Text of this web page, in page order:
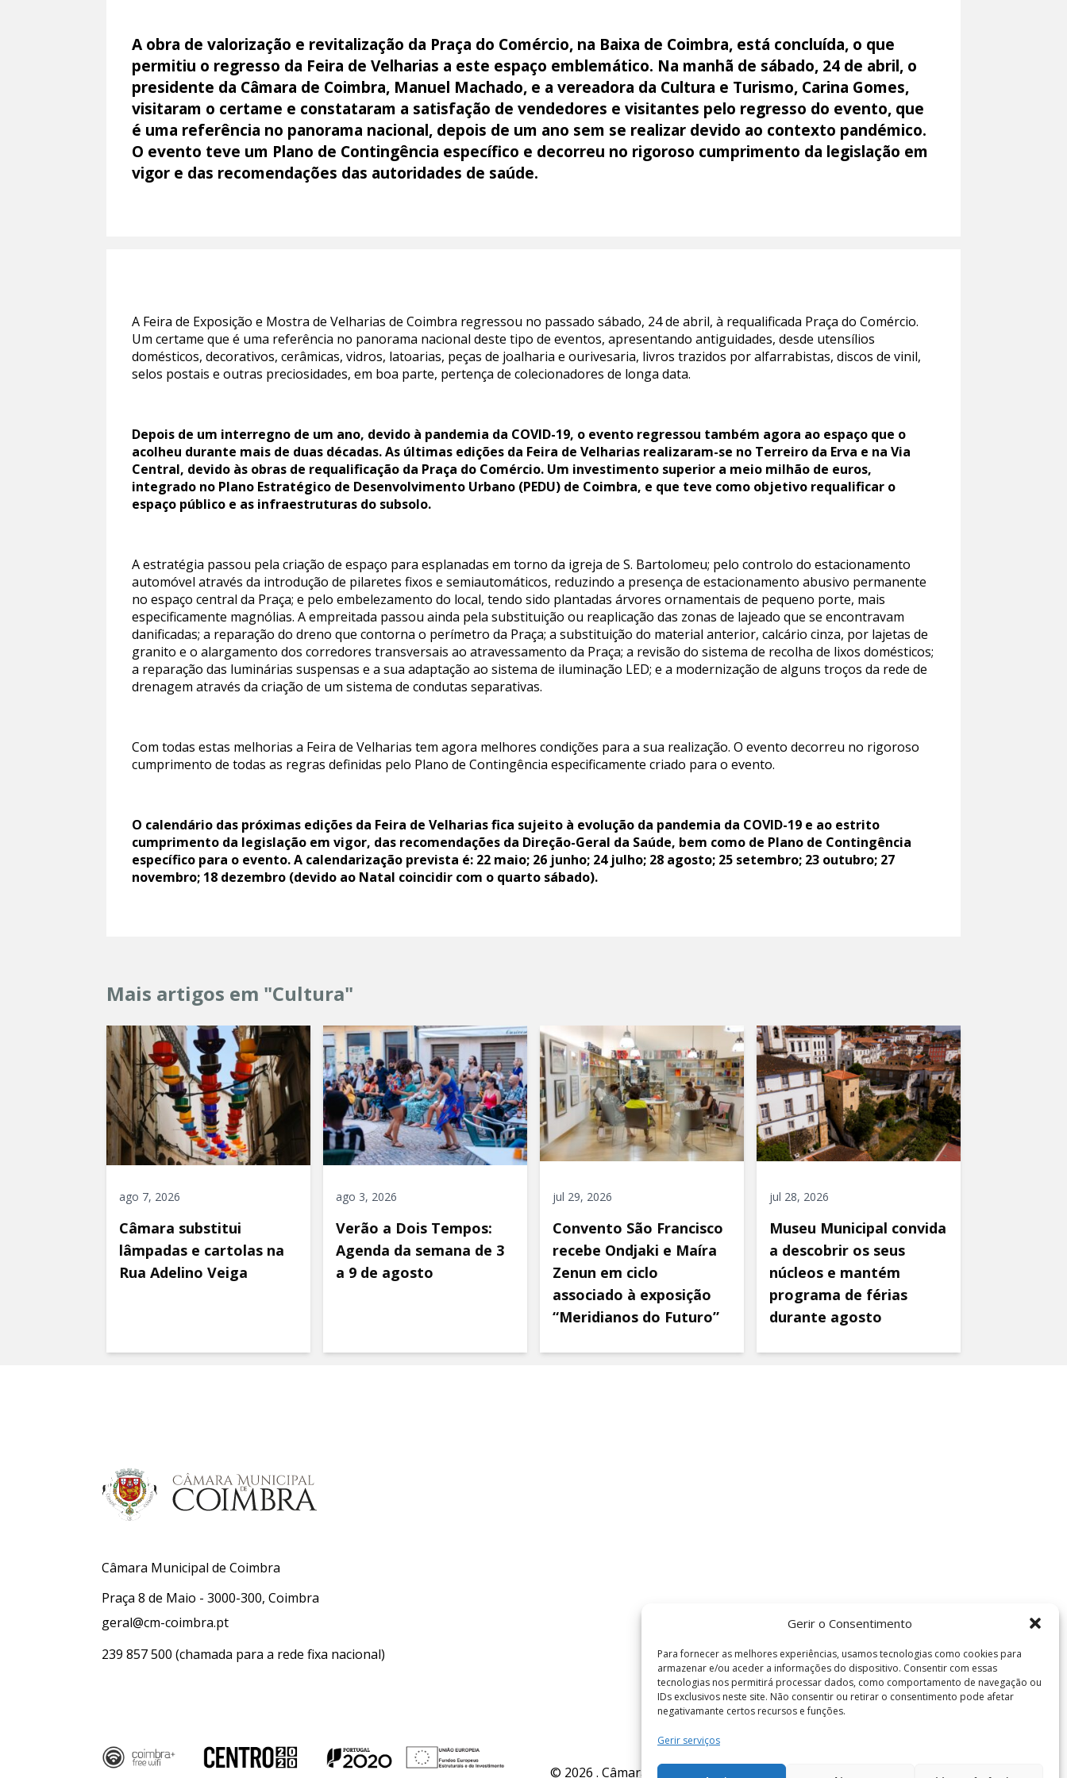
Gerir o Consentimento
Para fornecer as melhores experiências, usamos tecnologias como cookies para
armazenar e/ou aceder a informações do dispositivo. Consentir com essas
tecnologias nos permitirá processar dados, como comportamento de navegação ou
IDs exclusivos neste site. Não consentir ou retirar o consentimento pode afetar
negativamante certos recursos e funções.
Gerir serviços
A obra de valorização e revitalização da Praça do Comércio, na Baixa de Coimbra, está concluída, o que
permitiu o regresso da Feira de Velharias a este espaço emblemático. Na manhã de sábado, 24 de abril, o
presidente da Câmara de Coimbra, Manuel Machado, e a vereadora da Cultura e Turismo, Carina Gomes,
visitaram o certame e constataram a satisfação de vendedores e visitantes pelo regresso do evento, que
é uma referência no panorama nacional, depois de um ano sem se realizar devido ao contexto pandémico.
O evento teve um Plano de Contingência específico e decorreu no rigoroso cumprimento da legislação em
vigor e das recomendações das autoridades de saúde.
A Feira de Exposição e Mostra de Velharias de Coimbra regressou no passado sábado, 24 de abril, à requalificada Praça do Comércio.
Um certame que é uma referência no panorama nacional deste tipo de eventos, apresentando antiguidades, desde utensílios
domésticos, decorativos, cerâmicas, vidros, latoarias, peças de joalharia e ourivesaria, livros trazidos por alfarrabistas, discos de vinil,
selos postais e outras preciosidades, em boa parte, pertença de colecionadores de longa data.
Depois de um interregno de um ano, devido à pandemia da COVID-19, o evento regressou também agora ao espaço que o
acolheu durante mais de duas décadas. As últimas edições da Feira de Velharias realizaram-se no Terreiro da Erva e na Via
Central, devido às obras de requalificação da Praça do Comércio. Um investimento superior a meio milhão de euros,
integrado no Plano Estratégico de Desenvolvimento Urbano (PEDU) de Coimbra, e que teve como objetivo requalificar o
espaço público e as infraestruturas do subsolo.
A estratégia passou pela criação de espaço para esplanadas em torno da igreja de S. Bartolomeu; pelo controlo do estacionamento
automóvel através da introdução de pilaretes fixos e semiautomáticos, reduzindo a presença de estacionamento abusivo permanente
no espaço central da Praça; e pelo embelezamento do local, tendo sido plantadas árvores ornamentais de pequeno porte, mais
especificamente magnólias. A empreitada passou ainda pela substituição ou reaplicação das zonas de lajeado que se encontravam
danificadas; a reparação do dreno que contorna o perímetro da Praça; a substituição do material anterior, calcário cinza, por lajetas de
granito e o alargamento dos corredores transversais ao atravessamento da Praça; a revisão do sistema de recolha de lixos domésticos;
a reparação das luminárias suspensas e a sua adaptação ao sistema de iluminação LED; e a modernização de alguns troços da rede de
drenagem através da criação de um sistema de condutas separativas.
Com todas estas melhorias a Feira de Velharias tem agora melhores condições para a sua realização. O evento decorreu no rigoroso
cumprimento de todas as regras definidas pelo Plano de Contingência especificamente criado para o evento.
O calendário das próximas edições da Feira de Velharias fica sujeito à evolução da pandemia da COVID-19 e ao estrito
cumprimento da legislação em vigor, das recomendações da Direção-Geral da Saúde, bem como de Plano de Contingência
específico para o evento. A calendarização prevista é: 22 maio; 26 junho; 24 julho; 28 agosto; 25 setembro; 23 outubro; 27
novembro; 18 dezembro (devido ao Natal coincidir com o quarto sábado).
Mais artigos em "Cultura"
ago 7, 2026
Câmara substitui
lâmpadas e cartolas na
Rua Adelino Veiga
ago 3, 2026
Verão a Dois Tempos:
Agenda da semana de 3
a 9 de agosto
jul 29, 2026
Convento São Francisco
recebe Ondjaki e Maíra
Zenun em ciclo
associado à exposição
“Meridianos do Futuro”
jul 28, 2026
Museu Municipal convida
a descobrir os seus
núcleos e mantém
programa de férias
durante agosto
Câmara Municipal de Coimbra
Praça 8 de Maio - 3000-300, Coimbra
geral@cm-coimbra.pt
239 857 500 (chamada para a rede fixa nacional)
© 2026 . Câmara Municipal de Coimbra . Todos os direitos reservados.